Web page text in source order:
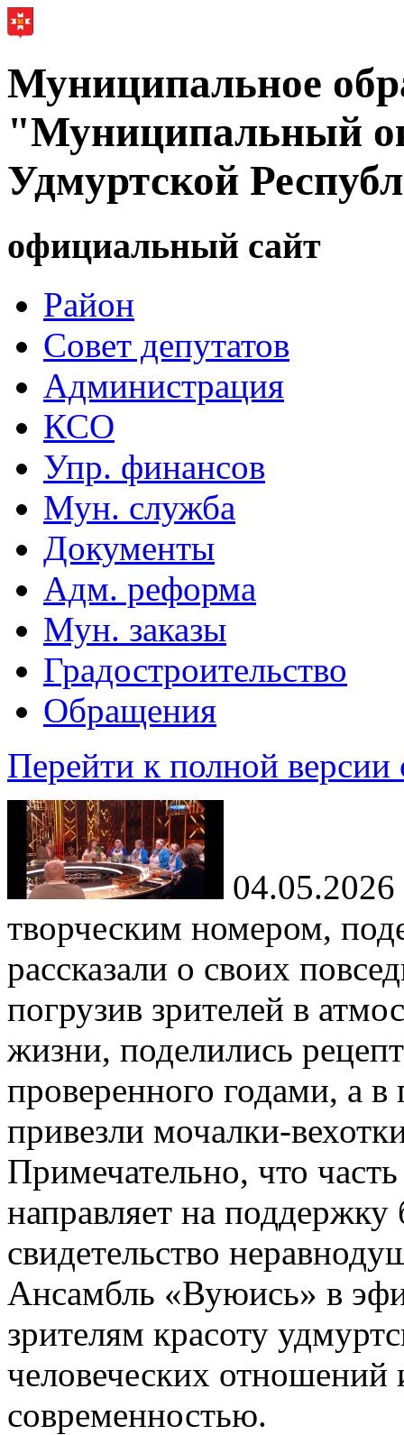
Муниципальное
"Муниципальный
Удмуртской
официальный сайт
Район
Совет депутатов
Администрация
КСО
Упр. финансов
Мун. служба
Документы
Адм. реформа
Мун. заказы
Градостроительство
Обращения
Перейти к полной версии
04.05.2026
творческим номером,
рассказали о своих
погрузив зрителей в
жизни, поделились
проверенного годами, а
привезли
Примечательно, что
направляет на
свидетельство
Ансамбль «Вуюись» в
зрителям красоту
человеческих отношений
современностью.